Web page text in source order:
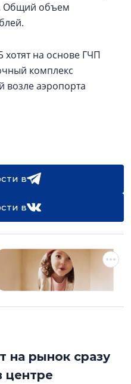
Общий объем
на основе ГЧП
комплекс
возле аэропорта
в
в
на рынок сразу
центре